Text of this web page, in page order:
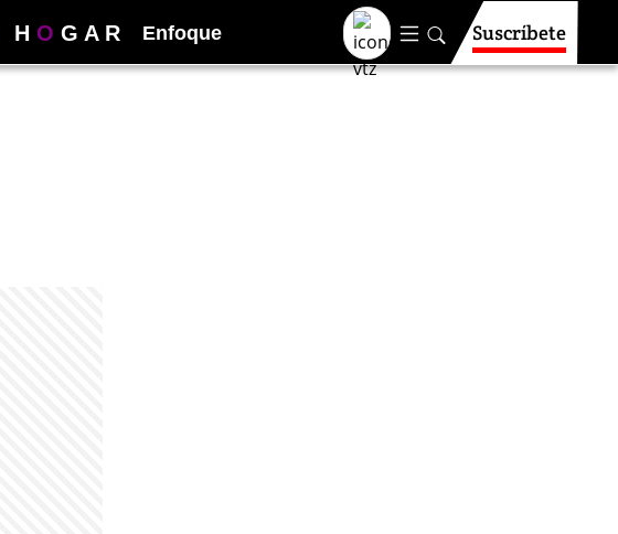
H O G A R Enfoque Suscríbete